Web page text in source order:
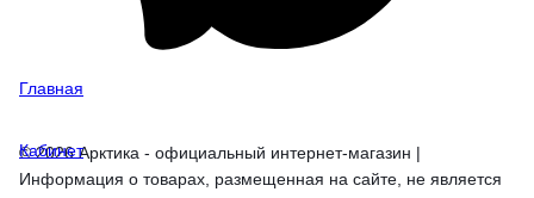
© 2026 Арктика - официальный интернет-магазин |
Информация о товарах, размещенная на сайте, не является
Главная
Кабинет